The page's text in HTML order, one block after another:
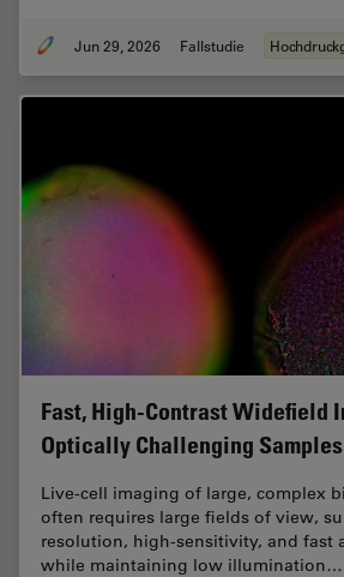
Jun 29, 2026 Fallstudie
Fast, High-Contrast Widefield
Optically Challenging Samples
Live‑cell imaging of large, complex
often requires large fields of view,
resolution, high-sensitivity, and fast
while maintaining low illumination…